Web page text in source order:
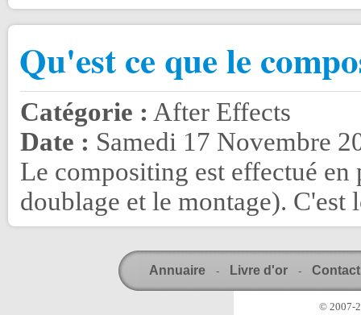
Qu'est ce que le
Catégorie : After Effects
Date : Samedi 17 Novembre
Le compositing est effectué
doublage et le montage). C'est
Annuaire - Livre d'or - Contact
© 2007-